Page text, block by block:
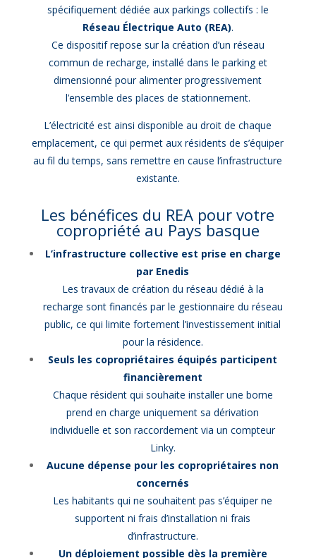
spécifiquement dédiée aux parkings collectifs : le
Réseau Électrique Auto (REA).
Ce dispositif repose sur la création d’un réseau
commun de recharge, installé dans le parking et
dimensionné pour alimenter progressivement
l’ensemble des places de stationnement.
L’électricité est ainsi disponible au droit de chaque
emplacement, ce qui permet aux résidents de s’équiper
au fil du temps, sans remettre en cause l’infrastructure
existante.
Les bénéfices du REA pour votre
copropriété au Pays basque
L’infrastructure collective est prise en charge
par Enedis
Les travaux de création du réseau dédié à la
recharge sont financés par le gestionnaire du réseau
public, ce qui limite fortement l’investissement initial
pour la résidence.
Seuls les copropriétaires équipés participent
financièrement
Chaque résident qui souhaite installer une borne
prend en charge uniquement sa dérivation
individuelle et son raccordement via un compteur
Linky.
Aucune dépense pour les copropriétaires non
concernés
Les habitants qui ne souhaitent pas s’équiper ne
supportent ni frais d’installation ni frais
d’infrastructure.
Un déploiement possible dès la première